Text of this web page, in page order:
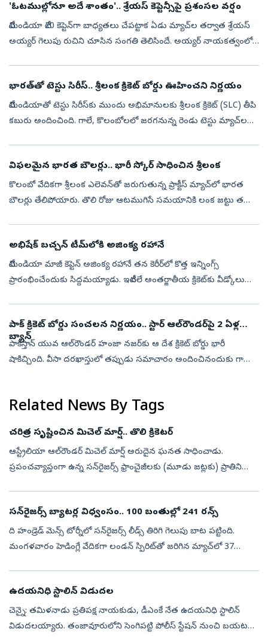
'ఓటముల్లోనూ అదే శాంతం'.. శ్రేయస్‌ కెప్టెన్సీపై ప్రశంసల వర్షం
టీమిండియా టీ20 కెప్టెన్‌గా బాధ్య‌త‌లు చేపట్టాక ఏడు మ్యాచ్‌ల త‌ర్వాత శ్రేయ‌స్
అయ్య‌ర్‌ గెలుపు రుచిని చూసిన సంగ‌తి తెలిసిందే. అయ్యర్ నాయకత్వంలో
భార‌త్‌తో టెస్టు సిరీస్‌.. శ్రీలంక క్రికెట్ బోర్డు ఊహించ‌ని నిర్ణ‌యం
టీమిండియాతో టెస్టు సిరీస్‌కు ముందు అభిమానులకు శ్రీలంక క్రికెట్ (SLC) తీపి
కబురు అందించింది. గాలే, కొలంబోల‌లో జ‌ర‌గ‌నున్న రెండు టెస్టు మ్యాచ్‌ల‌ను
విఫలమైన భారత బౌలర్లు.. భారీ స్కోర్‌ సాధించిన శ్రీలంక
కొలంబో వేదికగా శ్రీలంక ఎలెవన్‌తో జరుగుతున్న ప్రాక్టీస్ మ్యాచ్‌లో భారత
బౌలర్లు తేలిపోయారు. తొలి రోజు ఆటముగిసే సమయానికి లంక జట్టు తమ
అభిషేక్ బచ్చన్ టీమ్‌లోకి అజింక్య రహానే
టీమిండియా మాజీ కెప్టెన్ అజింక్య రహానే తన కెరీర్‌లో కొత్త ఇన్నింగ్స్
ప్రారంభించేందుకు సిద్దమయ్యాడు. ఇటీవలే అంతర్జాతీయ క్రికెట్‌కు వీడ్కోలు
పాక్‌ క్రికెట్‌ బోర్డు సంచలన నిర్ణయం.. స్టార్ ఆల్‌రౌండర్‌పై 2 ఏళ్ల
బ్యాన్
పాకిస్తాన్ యువ ఆల్‌రౌండ‌ర్ హంజా నజర్‌కు ఆ దేశ క్రికెట్ బోర్డు భారీ
షాకిచ్చింది. వీసా దరఖాస్తులో తప్పుడు సమాచారం అందించినందుకు గాను
Related News By Tags
చరిత్ర సృష్టించిన మిచెల్‌ మార్ష్‌.. తొలి క్రికెటర్‌
ఆస్ట్రేలియా ఆల్‌రౌండర్‌ మిచెల్‌ మార్ష్‌ అరుదైన ఘనత సాధించాడు.
ప్రపంచవ్యాప్తంగా ఉన్న సన్‌రైజర్స్‌ ఫ్రాంచైజీలకు (మూడు జట్లకు) ప్రాతినిధ్యం
సన్‌రైజర్స్‌ బ్యాటర్ల విధ్వంసం.. 100 బంతుల్లో 241 రన్స్‌
ది హండ్రెడ్ మెన్స్ టోర్నీలో సన్‌రైజర్స్ లీడ్స్ తిరిగి గెలుపు బాట పట్టింది.
మంగ‌ళ‌వారం హెడింగ్లే వేదికగా లండన్ స్పిరిట్‌తో జరిగిన మ్యాచ్‌లో 37
ఉదయనిధి స్టాలిన్ విడుదల
చెన్నై: తమిళనాడు ప్రతిపక్ష నాయకుడు, డీఎంకే నేత ఉదయనిధి స్టాలిన్
విడుదలయ్యారు. తంజావూరులోని సెంగిపట్టి పోలీస్ స్టేషన్ నుంచి బయటకు